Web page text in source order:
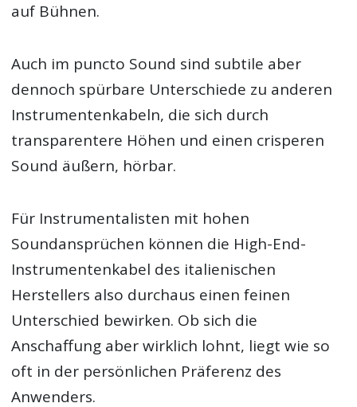
auf Bühnen.
Auch im puncto Sound sind subtile aber
dennoch spürbare Unterschiede zu anderen
Instrumentenkabeln, die sich durch
transparentere Höhen und einen crisperen
Sound äußern, hörbar.
Für Instrumentalisten mit hohen
Soundansprüchen können die High-End-
Instrumentenkabel des italienischen
Herstellers also durchaus einen feinen
Unterschied bewirken. Ob sich die
Anschaffung aber wirklich lohnt, liegt wie so
oft in der persönlichen Präferenz des
Anwenders.